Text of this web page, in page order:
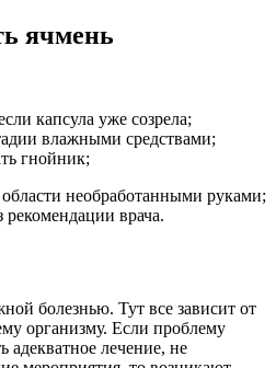
ячмень
капсула уже созрела;
влажными средствами;
гнойник;
необработанными руками;
рекомендации врача.
болезнью. Тут все зависит от
организму. Если проблему
адекватное лечение, не